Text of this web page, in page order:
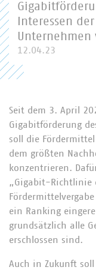
Interessen
Unternehmen
12.04.23
Seit dem 3. April
Gigabitförderung
soll die
dem größten
konzentrieren.
„Gigabit-Richtlinie
ein Ranking
grundsätzlich alle
erschlossen sind.
Auch in Zukunft